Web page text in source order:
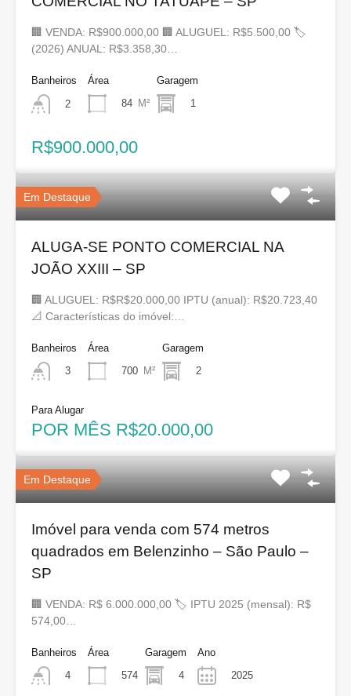
🏢 VENDA: R$900.000,00 🏢 ALUGUEL: R$5.500,00 🏷
(2026) ANUAL: R$3.358,30…
Banheiros
2
Área
84 M²
Garagem
1
R$900.000,00
Em Destaque
ALUGA-SE PONTO COMERCIAL NA
JOÃO XXIII – SP
🏢 ALUGUEL: R$R$20.000,00 IPTU (anual): R$20.723,40
📐 Características do imóvel:…
Banheiros
3
Área
700 M²
Garagem
2
Para Alugar
POR MÊS R$20.000,00
Em Destaque
Imóvel para venda com 574 metros
quadrados em Belenzinho – São Paulo –
SP
🏢 VENDA: R$ 6.000.000,00 🏷 IPTU 2025 (mensal): R$
574,00…
Banheiros
4
Área
574
Garagem
4
Ano
2025